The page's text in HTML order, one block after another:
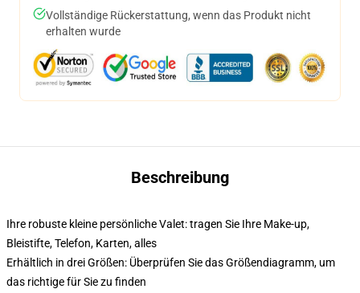
Vollständige Rückerstattung, wenn das Produkt nicht
erhalten wurde
Beschreibung
Ihre robuste kleine persönliche Valet: tragen Sie Ihre Make-up,
Bleistifte, Telefon, Karten, alles
Erhältlich in drei Größen: Überprüfen Sie das Größendiagramm, um
das richtige für Sie zu finden